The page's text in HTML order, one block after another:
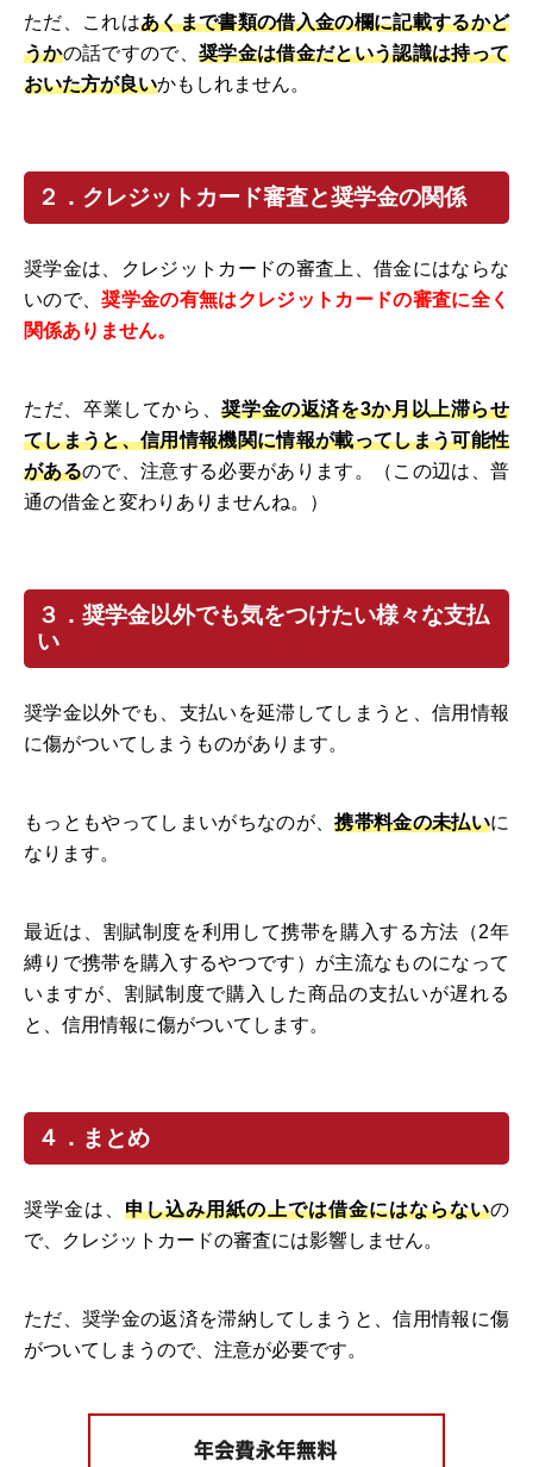
ただ、これはあくまで書類の借入金の欄に記載するかど
うかの話ですので、奨学金は借金だという認識は持って
おいた方が良いかもしれません。
２．クレジットカード審査と奨学金の関係
奨学金は、クレジットカードの審査上、借金にはならな
いので、奨学金の有無はクレジットカードの審査に全く
関係ありません。
ただ、卒業してから、奨学金の返済を3か月以上滞らせ
てしまうと、信用情報機関に情報が載ってしまう可能性
があるので、注意する必要があります。（この辺は、普
通の借金と変わりありませんね。）
３．奨学金以外でも気をつけたい様々な支払
い
奨学金以外でも、支払いを延滞してしまうと、信用情報
に傷がついてしまうものがあります。
もっともやってしまいがちなのが、携帯料金の未払いに
なります。
最近は、割賦制度を利用して携帯を購入する方法（2年
縛りで携帯を購入するやつです）が主流なものになって
いますが、割賦制度で購入した商品の支払いが遅れる
と、信用情報に傷がついてします。
４．まとめ
奨学金は、申し込み用紙の上では借金にはならないの
で、クレジットカードの審査には影響しません。
ただ、奨学金の返済を滞納してしまうと、信用情報に傷
がついてしまうので、注意が必要です。